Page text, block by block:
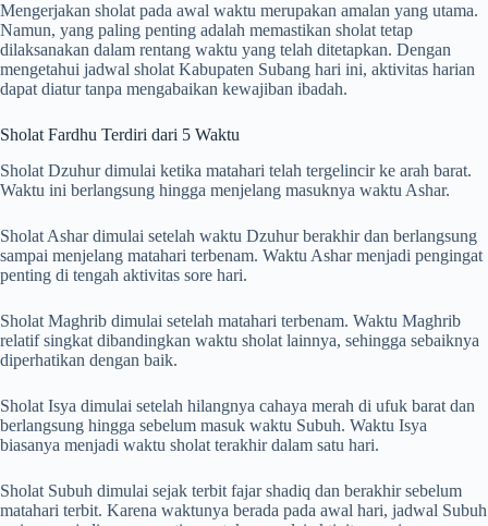
Mengerjakan sholat pada awal waktu merupakan amalan yang utama.
Namun, yang paling penting adalah memastikan sholat tetap
dilaksanakan dalam rentang waktu yang telah ditetapkan. Dengan
mengetahui jadwal sholat Kabupaten Subang hari ini, aktivitas harian
dapat diatur tanpa mengabaikan kewajiban ibadah.
Sholat Fardhu Terdiri dari 5 Waktu
Sholat Dzuhur dimulai ketika matahari telah tergelincir ke arah barat.
Waktu ini berlangsung hingga menjelang masuknya waktu Ashar.
Sholat Ashar dimulai setelah waktu Dzuhur berakhir dan berlangsung
sampai menjelang matahari terbenam. Waktu Ashar menjadi pengingat
penting di tengah aktivitas sore hari.
Sholat Maghrib dimulai setelah matahari terbenam. Waktu Maghrib
relatif singkat dibandingkan waktu sholat lainnya, sehingga sebaiknya
diperhatikan dengan baik.
Sholat Isya dimulai setelah hilangnya cahaya merah di ufuk barat dan
berlangsung hingga sebelum masuk waktu Subuh. Waktu Isya
biasanya menjadi waktu sholat terakhir dalam satu hari.
Sholat Subuh dimulai sejak terbit fajar shadiq dan berakhir sebelum
matahari terbit. Karena waktunya berada pada awal hari, jadwal Subuh